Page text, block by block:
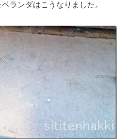
ランダはこうなりました。